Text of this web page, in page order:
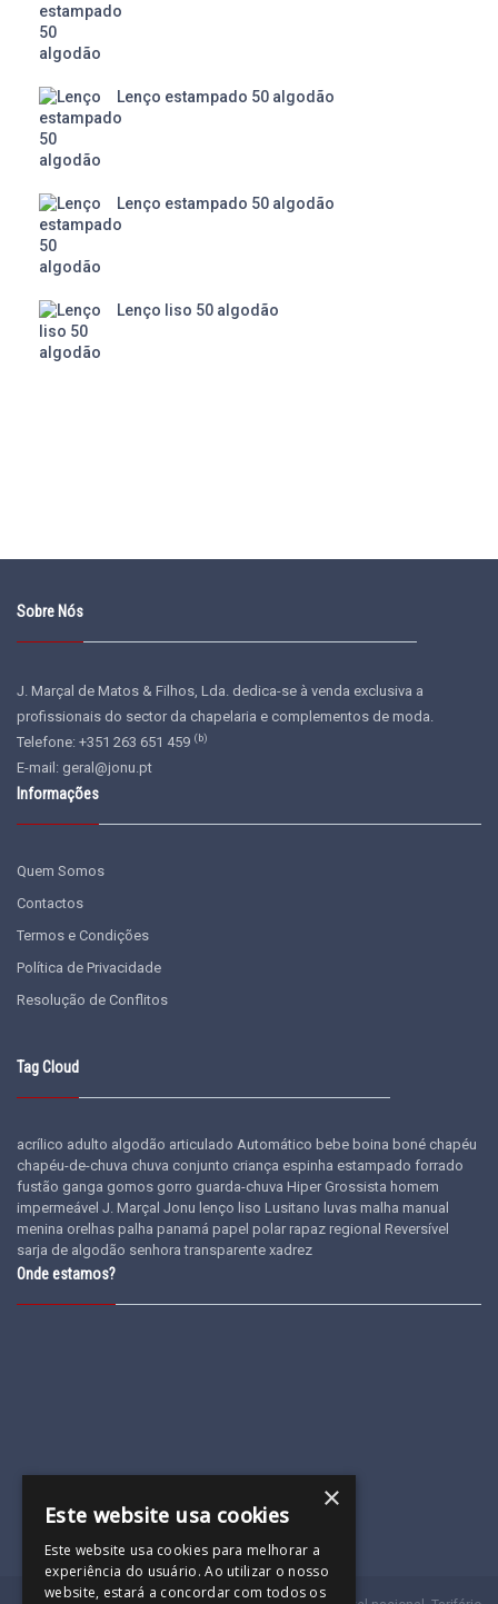
Lenço estampado 50 algodão
Lenço estampado 50 algodão
Lenço liso 50 algodão
Sobre Nós
J. Marçal de Matos & Filhos, Lda. dedica-se à venda exclusiva a
profissionais do sector da chapelaria e complementos de moda.
Telefone: +351 263 651 459 (b)
E-mail: geral@jonu.pt
Informações
Quem Somos
Contactos
Termos e Condições
Política de Privacidade
Resolução de Conflitos
Tag Cloud
acrílico adulto algodão articulado Automático bebe boina boné chapéu
chapéu-de-chuva chuva conjunto criança espinha estampado forrado
fustão ganga gomos gorro guarda-chuva Hiper Grossista homem
impermeável J. Marçal Jonu lenço liso Lusitano luvas malha manual
menina orelhas palha panamá papel polar rapaz regional Reversível
sarja de algodão senhora transparente xadrez
Onde estamos?
×
Este website usa cookies
Este website usa cookies para melhorar a
experiência do usuário. Ao utilizar o nosso
website, estará a concordar com todos os